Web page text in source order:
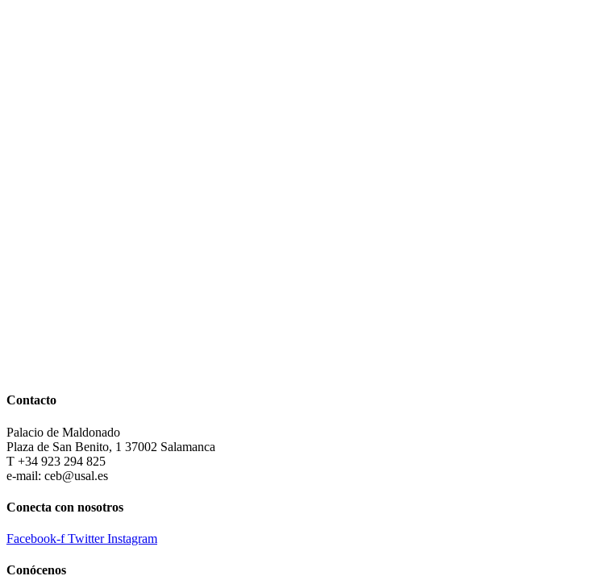
Contacto
Palacio de Maldonado
Plaza de San Benito, 1 37002 Salamanca
T +34 923 294 825
e-mail: ceb@usal.es
Conecta con nosotros
Facebook-f Twitter Instagram
Conócenos